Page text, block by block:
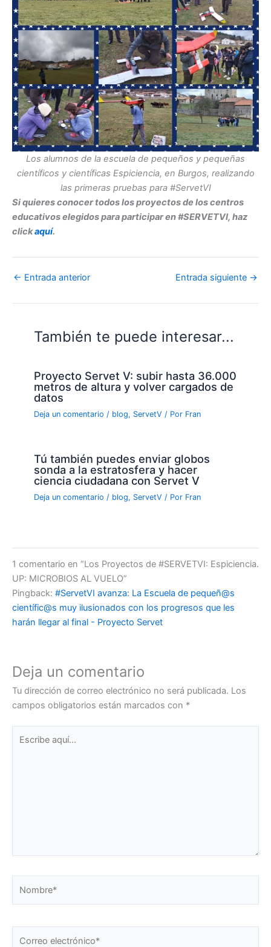
Los alumnos de la escuela de pequeños y pequeñas
científicos y científicas Espiciencia, en Burgos, realizando
las primeras pruebas para #ServetVI
Si quieres conocer todos los proyectos de los centros
educativos elegidos para participar en #SERVETVI, haz
clickaquí.
← Entrada anterior Entrada siguiente →
También te puede interesar...
Proyecto Servet V: subir hasta 36.000
metros de altura y volver cargados de
datos
Deja un comentario / blog, ServetV / Por Fran
Tú también puedes enviar globos
sonda a la estratosfera y hacer
ciencia ciudadana con Servet V
Deja un comentario / blog, ServetV / Por Fran
1 comentario en “Los Proyectos de #SERVETVI: Espiciencia.
UP: MICROBIOS AL VUELO”
Pingback: #ServetVI avanza: La Escuela de pequeñ@s
científic@s muy ilusionados con los progresos que les
harán llegar al final - Proyecto Servet
Deja un comentario
Tu dirección de correo electrónico no será publicada. Los
campos obligatorios están marcados con *